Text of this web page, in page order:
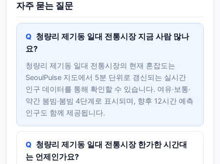
자주 묻는 질문
청량리 제기동 일대 전통시장 지금 사람 많나
요?
청량리 제기동 일대 전통시장의 현재 혼잡도는
SeoulPulse 지도에서 5분 단위로 갱신되는 실시간
인구 데이터를 통해 확인할 수 있습니다. 여유·보통·
약간 붐빔·붐빔 4단계로 표시되며, 향후 12시간 예측
인구도 함께 제공됩니다.
청량리 제기동 일대 전통시장 한가한 시간대
는 언제인가요?